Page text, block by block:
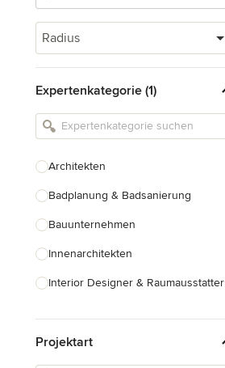
Radius
Expertenkategorie (1)
Architekten
Badplanung & Badsanierung
Bauunternehmen
Innenarchitekten
Interior Designer & Raumausstatter
Landschaftsarchitekten
Projektart